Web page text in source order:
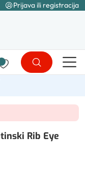
Prijava ili registracija
Rib Eye